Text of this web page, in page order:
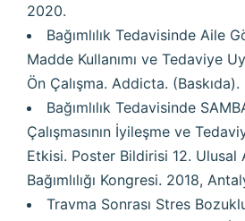
2020.
Bağımlılık Tedavisinde Aile
Madde Kullanımı ve Tedaviye
Ön Çalışma. Addicta. (Baskıda).
Bağımlılık Tedavisinde
Çalışmasının İyileşme ve
Etkisi. Poster Bildirisi 12. Ulusal
Bağımlılığı Kongresi. 2018,
Travma Sonrası Stres